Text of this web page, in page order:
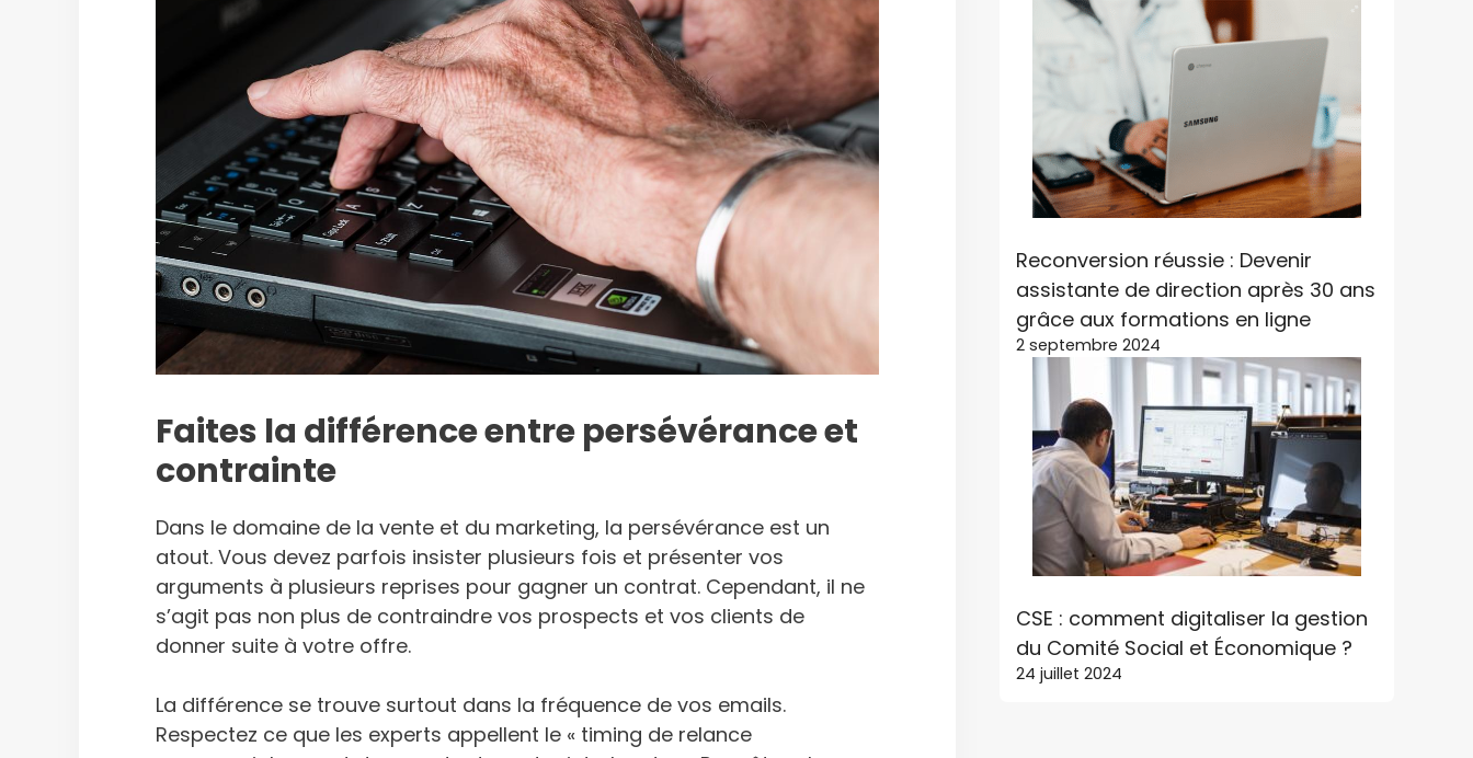
Faites la différence entre persévérance et
contrainte
Dans le domaine de la vente et du marketing, la persévérance est un
atout. Vous devez parfois insister plusieurs fois et présenter vos
arguments à plusieurs reprises pour gagner un contrat. Cependant, il ne
s’agit pas non plus de contraindre vos prospects et vos clients de
donner suite à votre offre.
La différence se trouve surtout dans la fréquence de vos emails.
Respectez ce que les experts appellent le « timing de relance
Reconversion réussie : Devenir
assistante de direction après 30 ans
grâce aux formations en ligne
2 septembre 2024
CSE : comment digitaliser la gestion
du Comité Social et Économique ?
24 juillet 2024